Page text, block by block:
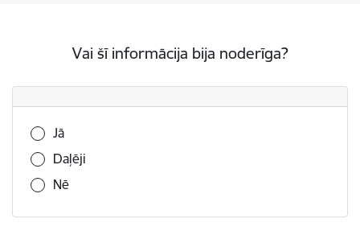
Vai šī informācija bija noderīga?
Vai šī informācija bija noderīga?
Jā
Daļēji
Nē